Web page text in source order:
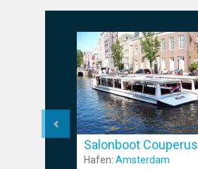
Salonboot Couperus
Hafen: Amsterdam